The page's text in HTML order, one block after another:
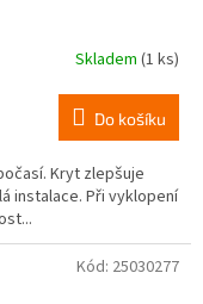
Skladem (1 ks)
Do košíku
Kryt zlepšuje
instalace. Při vyklopení
Kód: 25030277